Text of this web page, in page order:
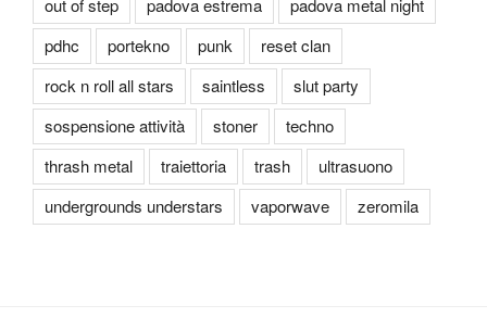
out of step
padova estrema
padova metal night
pdhc
portekno punk
reset clan
rock n roll all stars
saintless
slut party
sospensione attività
stoner
techno
thrash metal
traiettoria trash
ultrasuono
undergrounds understars
vaporwave zeromila